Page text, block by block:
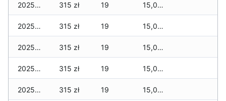
2025-11-21 315 zł 19 15,030 zł
2025-11-20 315 zł 19 15,030 zł
2025-11-19 315 zł 19 15,030 zł
2025-11-18 315 zł 19 15,005 zł
2025-11-17 315 zł 19 15,000 zł